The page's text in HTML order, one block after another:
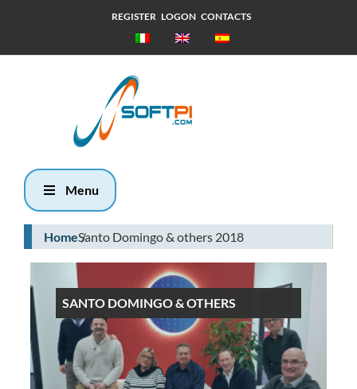
REGISTER LOGON CONTACTS
Menu
HomeSanto Domingo & others 2018
SANTO DOMINGO & OTHERS